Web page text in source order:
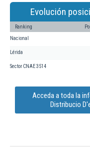
Evolución
Ranking
Nacional
Lérida
Sector CNAE 3514
Acceda a toda la
Distribucio